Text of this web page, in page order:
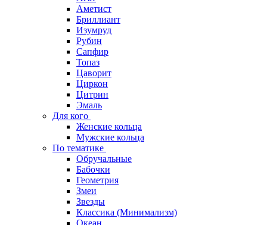
Аметист
Бриллиант
Изумруд
Рубин
Сапфир
Топаз
Цаворит
Циркон
Цитрин
Эмаль
Для кого
Женские кольца
Мужские кольца
По тематике
Обручальные
Бабочки
Геометрия
Змеи
Звезды
Классика (Минимализм)
Океан